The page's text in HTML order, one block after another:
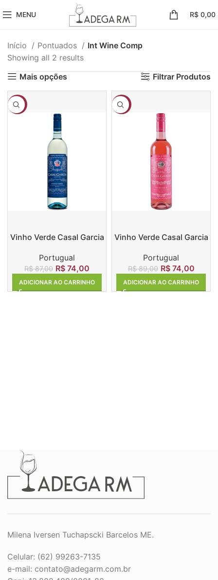
MENU R$ 0,00
Início Pontuados
Int Wine Comp
Showing all 2 results
Mais opções
Filtrar Produtos
-15%
Vinho Verde Casal Garcia
Portugual
R$87,00 R$ 74,00
ADICIONAR AO CARRINHO
-17%
Vinho Verde Casal Garcia
Portugual
R$89,00 R$74,00
ADICIONAR AO CARRINHO
Milena Iversen Tuchapscki Barcelos ME.
Celular: (62) 99263-7135
e-mail: contato@adegarm.com.br